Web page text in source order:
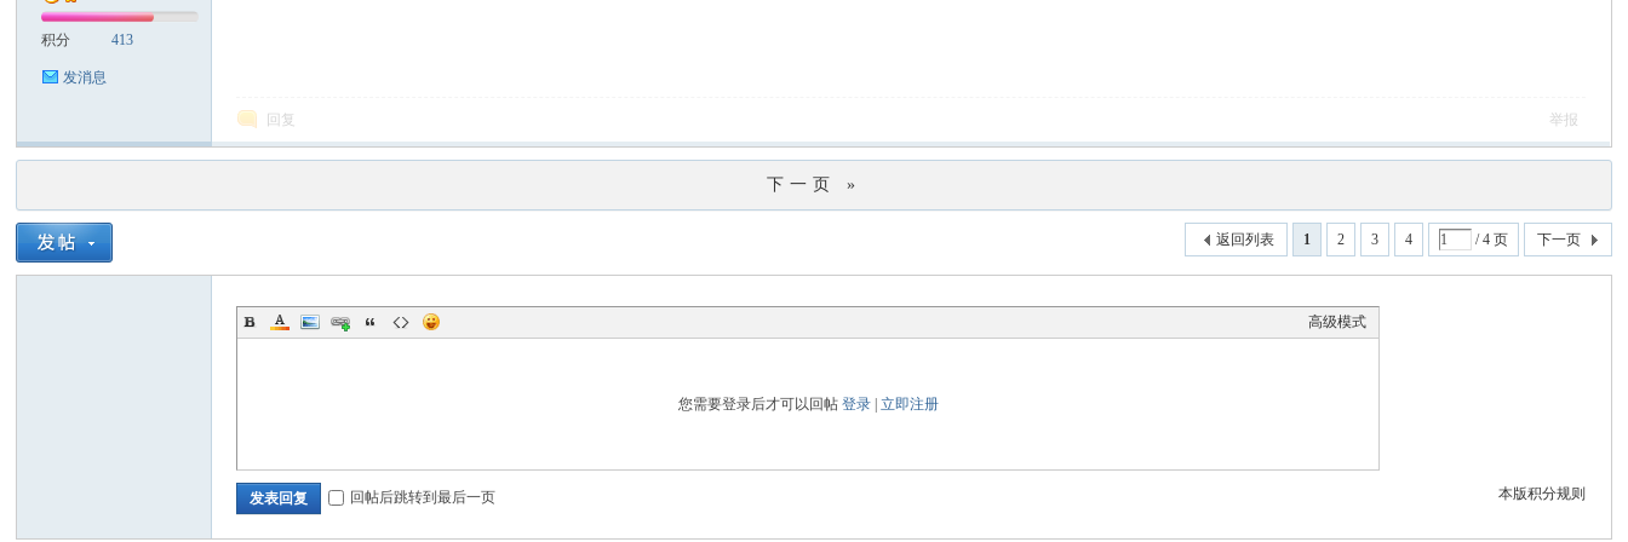
积分 413
发消息
回复 举报
下一页 »
1 2 3 4 / 4 页 下一页
返回列表
高级模式
您需要登录后才可以回帖 登录| 立即注册
本版积分规则
发表回复 回帖后跳转到最后一页